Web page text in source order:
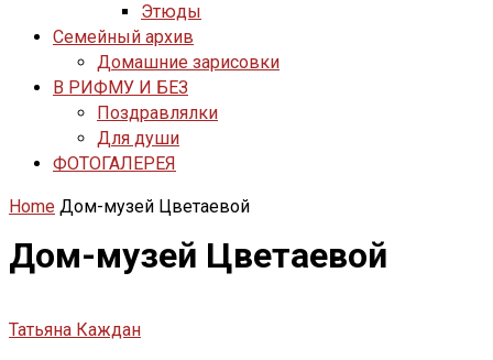
Этюды
Семейный архив
Домашние зарисовки
В РИФМУ И БЕЗ
Поздравлялки
Для души
ФОТОГАЛЕРЕЯ
Home Дом-музей Цветаевой
Дом-музей Цветаевой
Татьяна Каждан